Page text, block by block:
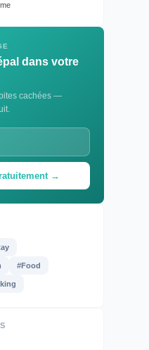
dans votre
cachées —
→
#Food